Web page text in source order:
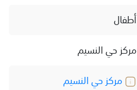
أطفال
مركز حي النسيم
مركز حي النسيم